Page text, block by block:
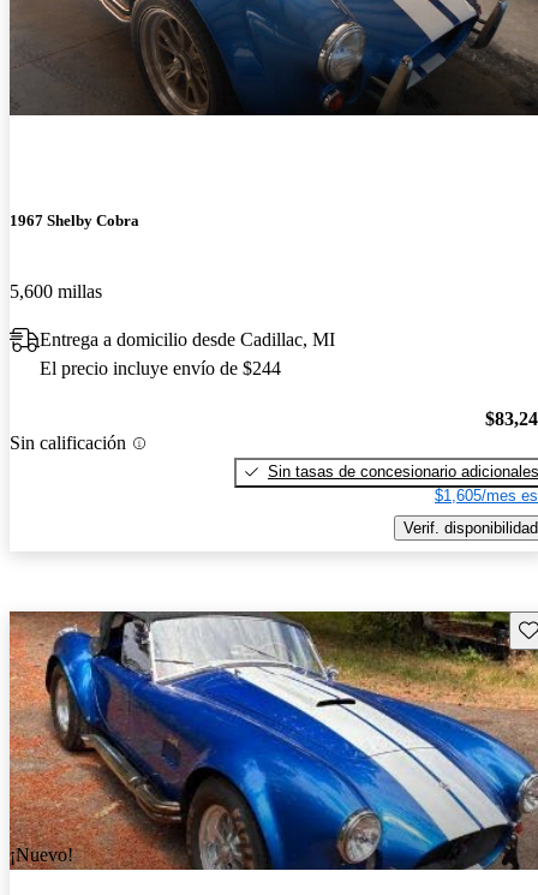
1967 Shelby Cobra
5,600 millas
Entrega a domicilio desde Cadillac, MI
El precio incluye envío de $244
Sin calificación
Sin tasas de concesionario adicionales
$1,605/mes
Verif. disponibilidad
¡Nuevo!